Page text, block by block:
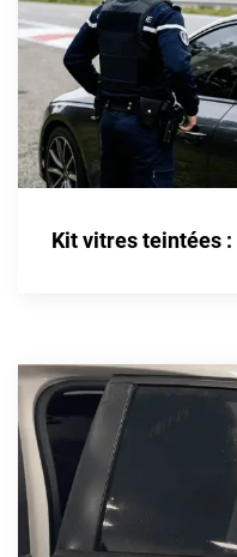
Daewoo
Daihatsu
Dodge
Dongfeng
Eagle
Fiat
Fisker
Ford
Foton
Kit vitres teintées